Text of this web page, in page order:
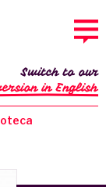
Switch to our
in English